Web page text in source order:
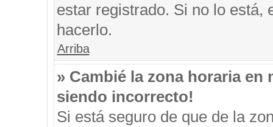
estar registrado. Si no lo está,
hacerlo.
Arriba
» Cambié la zona horaria
siendo incorrecto!
Si está seguro de que de la